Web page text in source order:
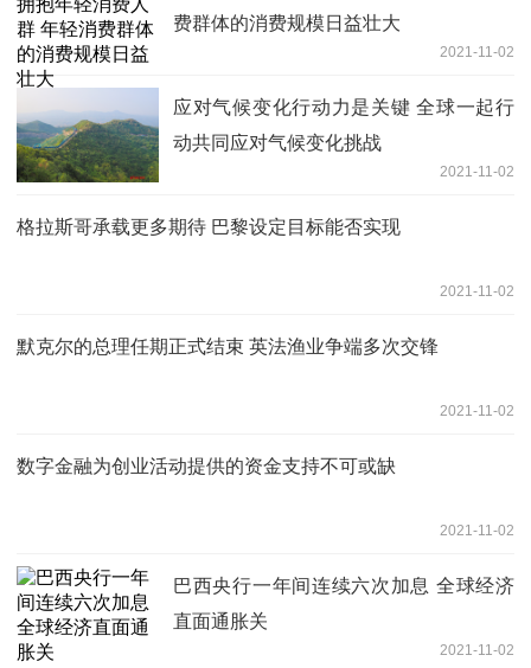
费群体的消费规模日益壮大
2021-11-02
应对气候变化行动力是关键 全球一起行
动共同应对气候变化挑战
2021-11-02
格拉斯哥承载更多期待 巴黎设定目标能否实现
2021-11-02
默克尔的总理任期正式结束 英法渔业争端多次交锋
2021-11-02
数字金融为创业活动提供的资金支持不可或缺
2021-11-02
巴西央行一年间连续六次加息 全球经济
直面通胀关
2021-11-02